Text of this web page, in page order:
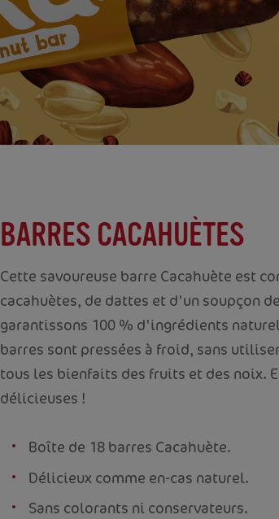
BARRES CACAHUÈTES
Cette savoureuse barre Cacahuète est
cacahuètes, de dattes et d'un soupçon
garantissons 100 % d'ingrédients
barres sont pressées à froid, sans
tous les bienfaits des fruits et des noix.
délicieuses !
Boîte de 18 barres Cacahuète.
Délicieux comme en-cas naturel.
Sans colorants ni conservateurs.